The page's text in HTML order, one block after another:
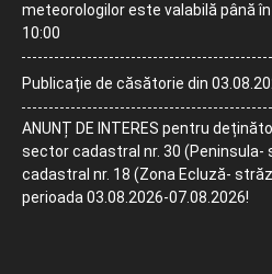
meteorologilor este valabilă până
10:00
Publicație de căsătorie din
ANUNȚ DE INTERES pentru
sector cadastral nr. 30 (Peninsula-
cadastral nr. 18 (Zona Ecluză-
perioada 03.08.2026-07.08.2026!